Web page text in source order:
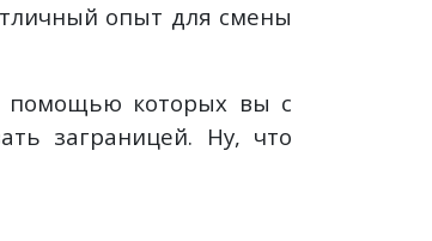
опыт для смены
помощью которых вы с
заграницей. Ну, что